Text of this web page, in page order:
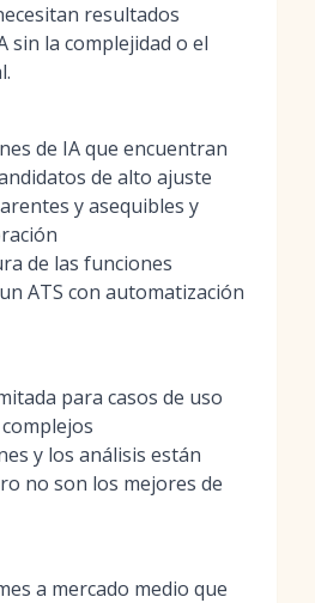
resultados
sin la complejidad o el
de IA que encuentran
de alto ajuste
y asequibles y
de las funciones
ATS con automatización
para casos de uso
y los análisis están
no son los mejores de
a mercado medio que